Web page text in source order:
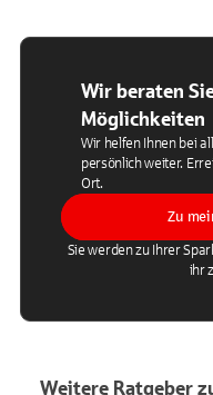
Wir beraten
Möglichkeiten
Wir helfen Ihnen bei
persönlich weiter.
Ort.
Zu
Sie werden zu Ihrer
ihr
Weitere Ratgeber